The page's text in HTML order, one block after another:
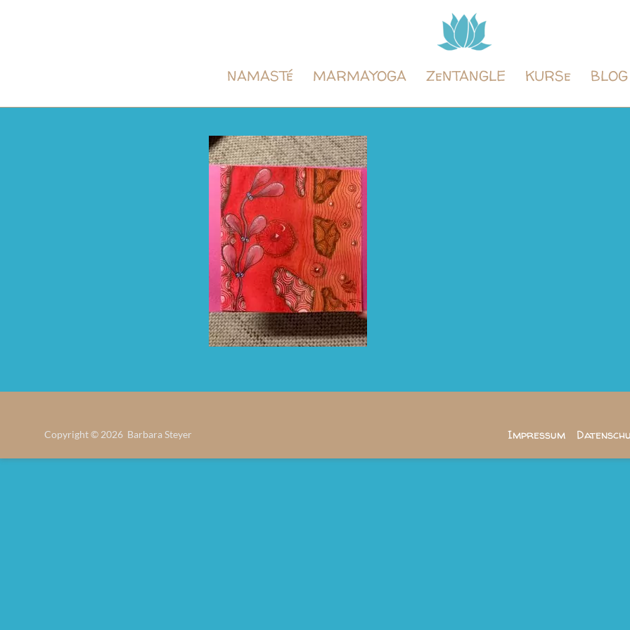
und
NAMASTé MARMAYOGA ZeNTANGLE KURSe BLOG
Copyright © 2026 Barbara Steyer Impressum